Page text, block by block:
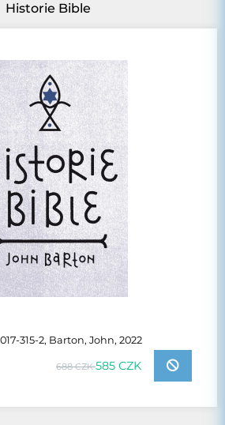
Historie Bible
315-2, Barton, John, 2022
688 CZK585 CZK